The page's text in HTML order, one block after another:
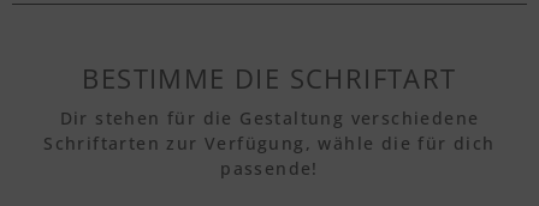
BESTIMME DIE SCHRIFTART
Dir stehen für die Gestaltung verschiedene
Schriftarten zur Verfügung, wähle die für dich
passende!